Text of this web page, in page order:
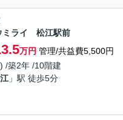
ミライ 松江駅前
万円 管理/共益費5,500円
/築2年 /10階建
」駅 徒歩5分